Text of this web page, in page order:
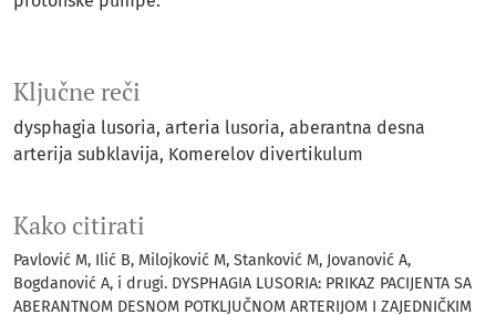
Kako citirati
Pavlović M, Ilić B, Milojković M, Stanković M, Jovanović A,
Bogdanović A, i drugi. DYSPHAGIA LUSORIA: PRIKAZ PACIJENTA SA
ABERANTNOM DESNOM POTKLJUČNOM ARTERIJOM I ZAJEDNIČKIM
Ključne reči
dysphagia lusoria, arteria lusoria, aberantna desna
arterija subklavija, Komerelov divertikulum